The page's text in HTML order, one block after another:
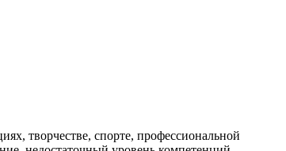
творчестве, спорте, профессиональной